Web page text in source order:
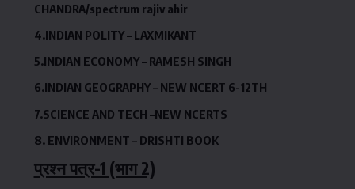
CHANDRA/spectrum rajiv ahir
4.INDIAN POLITY – LAXMIKANT
5.INDIAN ECONOMY – RAMESH SINGH
6.INDIAN GEOGRAPHY – NEW NCERT 6-12TH
7.SCIENCE AND TECH –NEW NCERTS
8. ENVIRONMENT – DRISHTI BOOK
प्रश्न पत्र-1 (भाग 2)